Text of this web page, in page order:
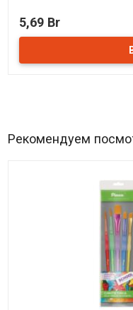
5,69 Br
Рекомендуем